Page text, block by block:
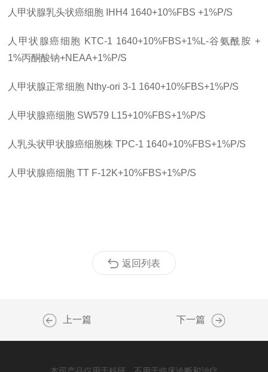
人甲状腺乳头状癌细胞 IHH4 1640+10%FBS +1%P/S
人甲状腺癌细胞 KTC-1 1640+10%FBS+1%L-谷氨酰胺 +
1%丙酮酸钠+NEAA+1%P/S
人甲状腺正常细胞 Nthy-ori 3-1 1640+10%FBS+1%P/S
人甲状腺癌细胞 SW579 L15+10%FBS+1%P/S
人乳头状甲状腺癌细胞株 TPC-1 1640+10%FBS+1%P/S
人甲状腺癌细胞 TT F-12K+10%FBS+1%P/S
返回列表
上一篇 下一篇